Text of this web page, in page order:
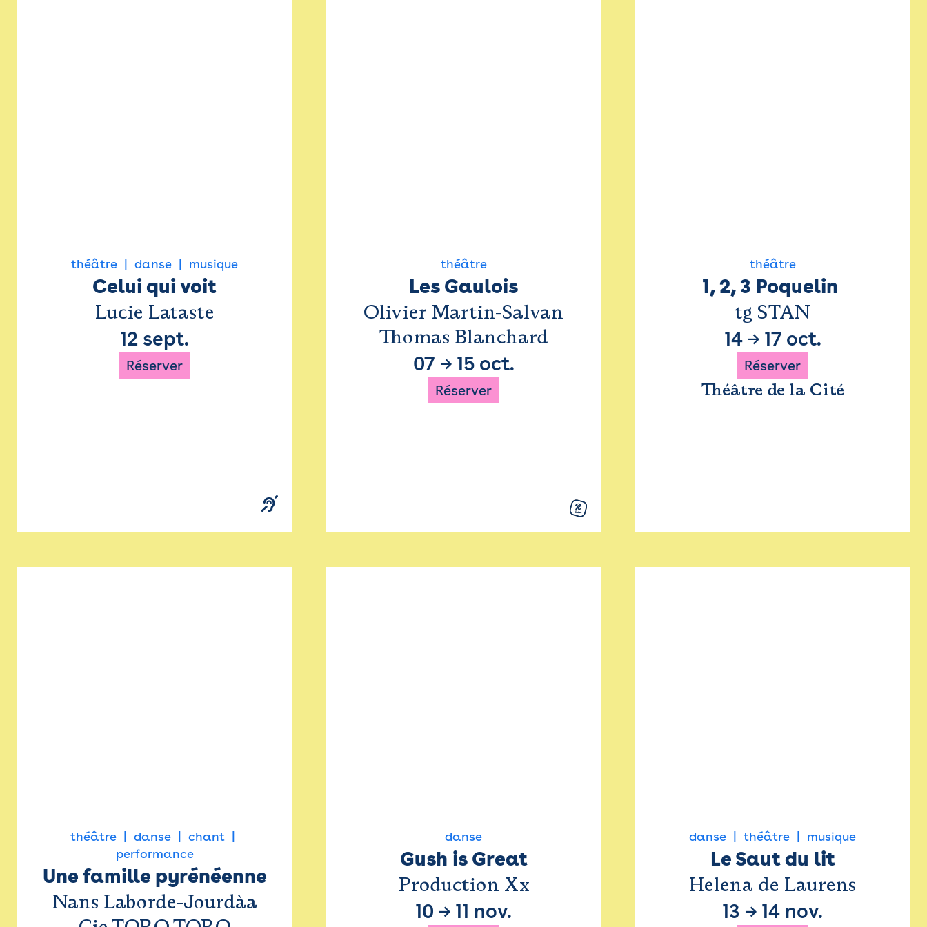
théâtre danse musique
Celui qui voit
Lucie Lataste
12 sept.
Réserver
théâtre
Les Gaulois
Olivier Martin-Salvan
Thomas Blanchard
07 → 15 oct.
Réserver
théâtre
1, 2, 3 Poquelin
tg STAN
14→ 17 oct.
Réserver
Théâtre de la Cité
théâtre danse
chant
performance
Une famille pyrénéenne
Nans Laborde-Jourdàa
danse
Gush is Great
Production Xx
10 → 11 nov.
danse théâtre musique
Le Saut du lit
Helena de Laurens
13 → 14 nov.